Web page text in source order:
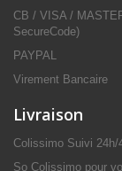
CB / VISA /
SecureCode)
PAYPAL
Virement Bancaire
Livraison
Colissimo Suivi 24h/
So Colissimo pour